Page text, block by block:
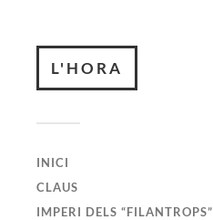
L'HORA
INICI
CLAUS
IMPERI DELS “FILANTROPS”